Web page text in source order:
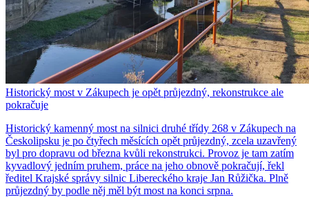
Historický most v Zákupech je opět průjezdný, rekonstrukce ale
pokračuje
Historický kamenný most na silnici druhé třídy 268 v Zákupech na
Českolipsku je po čtyřech měsících opět průjezdný, zcela uzavřený
byl pro dopravu od března kvůli rekonstrukci. Provoz je tam zatím
kyvadlový jedním pruhem, práce na jeho obnově pokračují, řekl
ředitel Krajské správy silnic Libereckého kraje Jan Růžička. Plně
průjezdný by podle něj měl být most na konci srpna.